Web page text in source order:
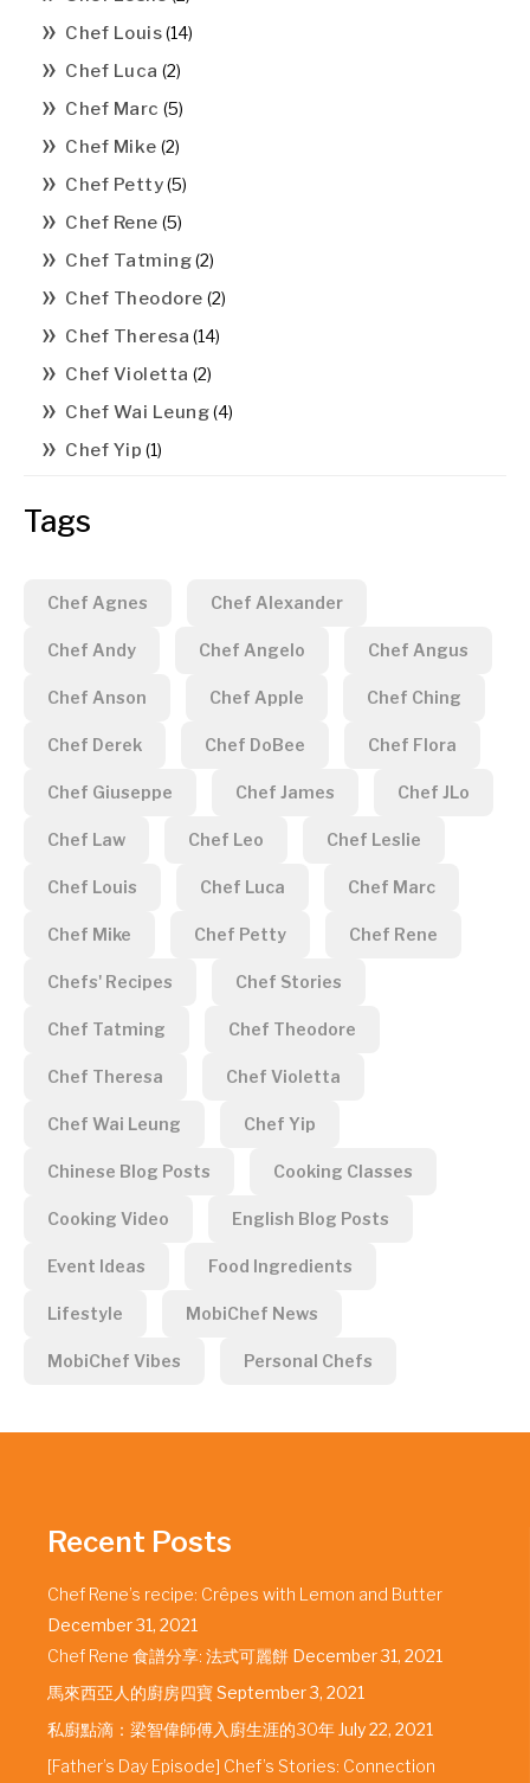
Chef Louis(14)
Chef Luca (2)
Chef Marc (5)
Chef Mike (2)
Chef Petty(5)
Chef Rene (5)
Chef Tatming(2)
Chef Theodore (2)
Chef Theresa (14)
Chef Violetta (2)
Chef Wai Leung(4)
Chef Yip (1)
Tags
Chef Agnes Chef Alexander
Chef Andy Chef Angelo Chef Angus
Chef Anson Chef Apple Chef Ching
Chef Derek Chef DoBee Chef Flora
Chef Giuseppe Chef James Chef JLo
Chef Law Chef Leo Chef Leslie
Chef Louis Chef Luca Chef Marc
Chef Mike Chef Petty Chef Rene
Chefs' Recipes Chef Stories
Chef Tatming Chef Theodore
Chef Theresa Chef Violetta
Chef Wai Leung Chef Yip
Chinese Blog Posts Cooking Classes
Cooking Video English Blog Posts
Event Ideas Food Ingredients
Lifestyle MobiChef News
MobiChef Vibes Personal Chefs
Recent Posts
Chef Rene’s recipe: Crêpes with Lemon and Butter
December 31, 2021
Chef Rene 食譜分享: 法式可麗餅 December 31, 2021
馬來西亞人的廚房四寶September 3, 2021
私廚點滴：梁智偉師傅入廚生涯的30年 July 22, 2021
[Father’s Day Episode] Chef’s Stories: Connection